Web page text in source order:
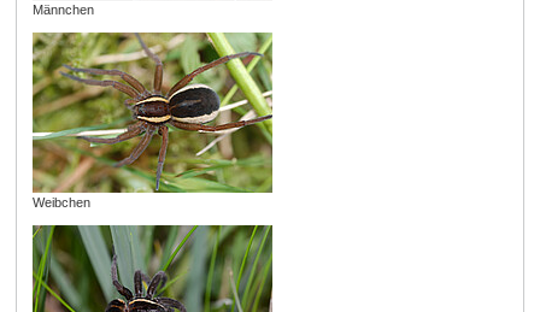
Männchen
Weibchen